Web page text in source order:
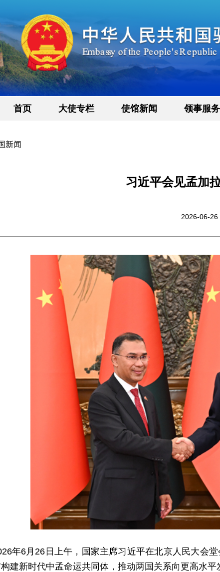
首页 大使专栏 使馆新闻 领事服务
新闻
习近平会见孟加
2026-06-26
年6月26日上午，国家主席习近平在北京人民大会
建新时代中孟命运共同体，推动两国关系向更高水平